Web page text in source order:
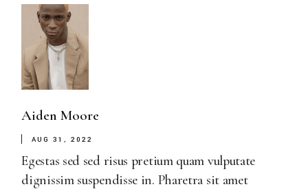
Aiden Moore
AUG 31, 2022
Egestas sed sed risus pretium quam vulputate
dignissim suspendisse in. Pharetra sit amet